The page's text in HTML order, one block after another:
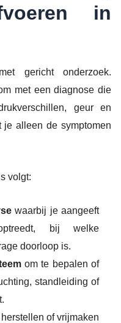
in
gericht onderzoek.
met een diagnose die
geur en
je alleen de symptomen
volgt:
waarbij je aangeeft
bij welke
doorloop is.
om te bepalen of
standleiding of
of vrijmaken